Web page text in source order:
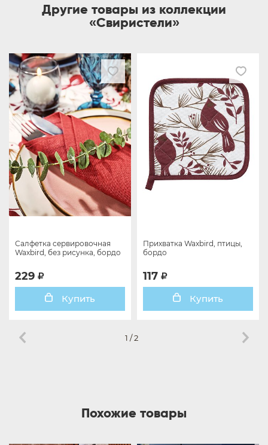
Другие товары из коллекции
«Свиристели»
Салфетка сервировочная
Waxbird, без рисунка, бордо
229
Купить
Прихватка Waxbird, птицы,
бордо
117
Купить
1 /2
Похожие товары